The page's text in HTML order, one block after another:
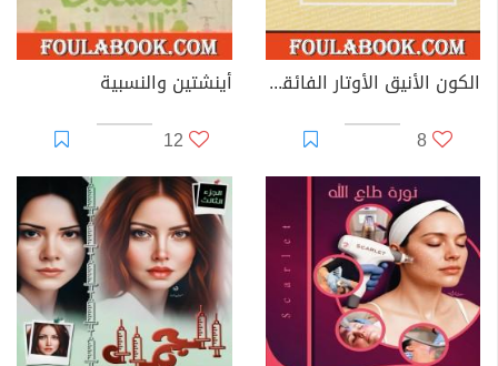
الكون الأنيق الأوتار الفائقة والأبعاد الدفينة والبحث عن النظرية النهائية
8
أينشتين والنسبية
12